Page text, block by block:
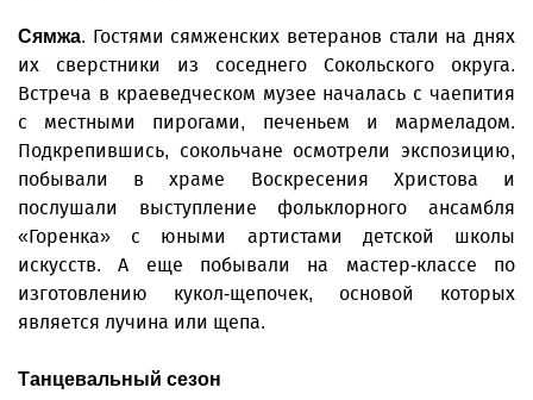
Сямжа. Гостями сямженских ветеранов стали на днях
их сверстники из соседнего Сокольского округа.
Встреча в краеведческом музее началась с чаепития
с местными пирогами, печеньем и мармеладом.
Подкрепившись, сокольчане осмотрели экспозицию,
побывали в храме Воскресения Христова и
послушали выступление фольклорного ансамбля
«Горенка» с юными артистами детской школы
искусств. А еще побывали на мастер-классе по
изготовлению кукол-щепочек, основой которых
является лучина или щепа.
Танцевальный сезон